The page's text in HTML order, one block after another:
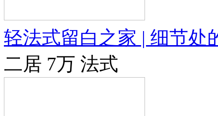
轻法式留白之家 | 细节处
二居 7万 法式